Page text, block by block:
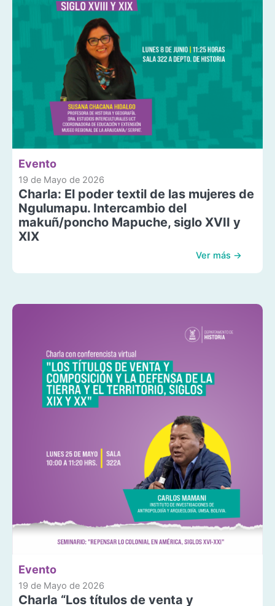
Evento
19 de Mayo de 2026
Charla: El poder textil de las mujeres de
Ngulumapu. Intercambio del
makuñ/poncho Mapuche, siglo XVII y
XIX
Ver más →
Evento
19 de Mayo de 2026
Charla “Los títulos de venta y